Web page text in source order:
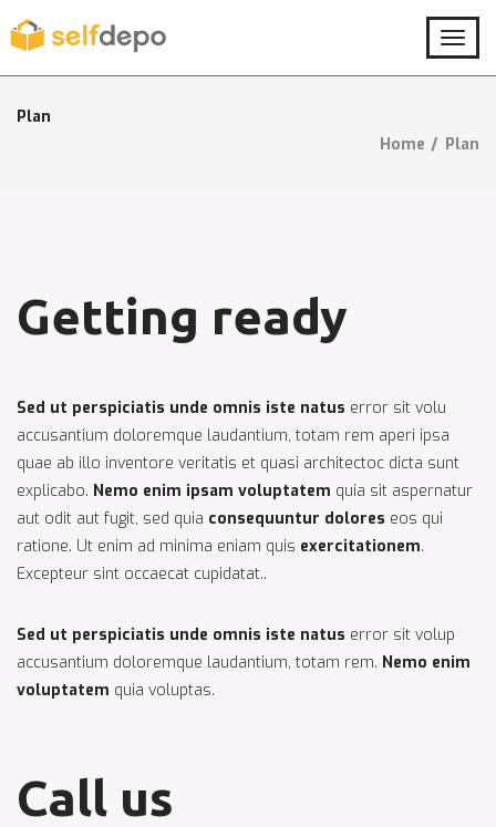
T
o
g
e
Plan
Home
Plan
Getting ready
Sed ut perspiciatis unde omnis iste natus error sit volu
accusantium doloremque laudantium, totam rem aperi ipsa
quae ab illo inventore veritatis et quasi architectoc dicta sunt
explicabo. Nemo enim ipsam voluptatem quia sit aspernatur
aut odit aut fugit, sed quia consequuntur dolores eos qui
ratione. Ut enim ad minima eniam quis exercitationem.
Excepteur sint occaecat cupidatat..
Sed ut perspiciatis unde omnis iste natus error sit volup
accusantium doloremque laudantium, totam rem. Nemo enim
voluptatem quia voluptas.
Call us